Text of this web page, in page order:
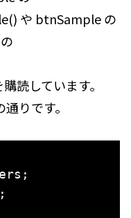
や btnSample の
読しています。
りです。